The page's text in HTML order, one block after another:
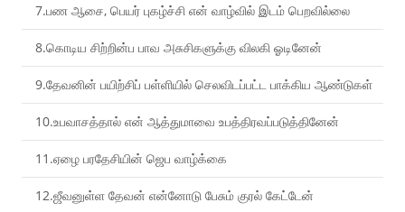
7.பண ஆசை, பெயர் புகழ்ச்சி என் வாழ்வில் இடம் பெறவில்லை
8.கொடிய சிற்றின்ப பாவ அசுசிகளுக்கு விலகி ஓடினேன்
9.தேவனின் பயிற்சிப் பள்ளியில் செலவிடப்பட்ட பாக்கிய ஆண்டுகள்
10.உபவாசத்தால் என் ஆத்துமாவை உபத்திரவப்படுத்தினேன்
11.ஏழை பரதேசியின் ஜெப வாழ்க்கை
12.ஜீவனுள்ள தேவன் என்னோடு பேசும் குரல் கேட்டேன்